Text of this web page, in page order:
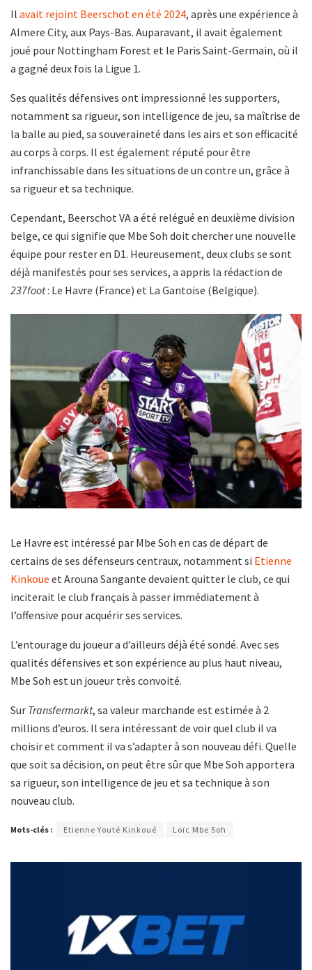
Il avait rejoint Beerschot en été 2024, après une expérience à
Almere City, aux Pays-Bas. Auparavant, il avait également
joué pour Nottingham Forest et le Paris Saint-Germain, où il
a gagné deux fois la Ligue 1.
Ses qualités défensives ont impressionné les supporters,
notamment sa rigueur, son intelligence de jeu, sa maîtrise de
la balle au pied, sa souveraineté dans les airs et son efficacité
au corps à corps. Il est également réputé pour être
infranchissable dans les situations de un contre un, grâce à
sa rigueur et sa technique.
Cependant, Beerschot VA a été relégué en deuxième division
belge, ce qui signifie que Mbe Soh doit chercher une nouvelle
équipe pour rester en D1. Heureusement, deux clubs se sont
déjà manifestés pour ses services, a appris la rédaction de
237foot: Le Havre (France) et La Gantoise (Belgique).
Le Havre est intéressé par Mbe Soh en cas de départ de
certains de ses défenseurs centraux, notamment si Etienne
Kinkoue et Arouna Sangante devaient quitter le club, ce qui
inciterait le club français à passer immédiatement à
l’offensive pour acquérir ses services.
L’entourage du joueur a d’ailleurs déjà été sondé. Avec ses
qualités défensives et son expérience au plus haut niveau,
Mbe Soh est un joueur très convoité.
Sur Transfermarkt, sa valeur marchande est estimée à 2
millions d’euros. Il sera intéressant de voir quel club il va
choisir et comment il va s’adapter à son nouveau défi. Quelle
que soit sa décision, on peut être sûr que Mbe Soh apportera
sa rigueur, son intelligence de jeu et sa technique à son
nouveau club.
Mots-clés : Etienne Youté Kinkoué Loïc Mbe Soh